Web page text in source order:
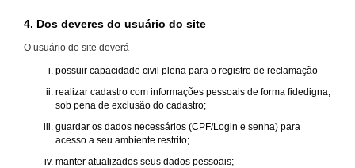
4. Dos deveres do usuário do site
O usuário do site deverá
possuir capacidade civil plena para o registro de reclamação
realizar cadastro com informações pessoais de forma fidedigna,
sob pena de exclusão do cadastro;
guardar os dados necessários (CPF/Login e senha) para
acesso a seu ambiente restrito;
manter atualizados seus dados pessoais;